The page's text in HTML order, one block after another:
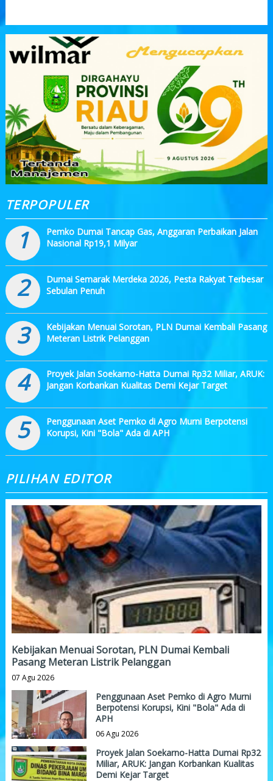
TERPOPULER
1
Pemko Dumai Tancap Gas, Anggaran Perbaikan Jalan
Nasional Rp19,1 Milyar
2
Dumai Semarak Merdeka 2026, Pesta Rakyat Terbesar
Sebulan Penuh
3
Kebijakan Menuai Sorotan, PLN Dumai Kembali Pasang
Meteran Listrik Pelanggan
4
Proyek Jalan Soekarno-Hatta Dumai Rp32 Miliar, ARUK:
Jangan Korbankan Kualitas Demi Kejar Target
5
Penggunaan Aset Pemko di Agro Murni Berpotensi
Korupsi, Kini "Bola" Ada di APH
PILIHAN EDITOR
Kebijakan Menuai Sorotan, PLN Dumai Kembali
Pasang Meteran Listrik Pelanggan
07 Agu 2026
Penggunaan Aset Pemko di Agro Murni
Berpotensi Korupsi, Kini "Bola" Ada di
APH
06 Agu 2026
Proyek Jalan Soekarno-Hatta Dumai Rp32
Miliar, ARUK: Jangan Korbankan Kualitas
Demi Kejar Target